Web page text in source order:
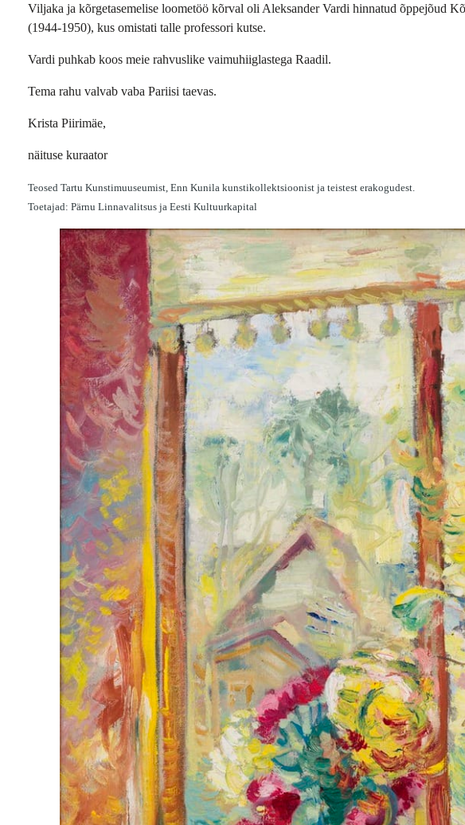
Viljaka ja kõrgetasemelise loometöö kõrval oli Aleksander Vardi hinnatud õppejõud
(1944-1950), kus omistati talle professori kutse.
Vardi puhkab koos meie rahvuslike vaimuhiiglastega Raadil.
Tema rahu valvab vaba Pariisi taevas.
Krista Piirimäe,
näituse kuraator
Teosed Tartu Kunstimuuseumist, Enn Kunila kunstikollektsioonist ja teistest erakogudest.
Toetajad: Pärnu Linnavalitsus ja Eesti Kultuurkapital